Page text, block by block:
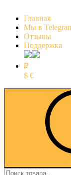
Главная
Мы в
Отзывы
Поддержка
₽
$ €